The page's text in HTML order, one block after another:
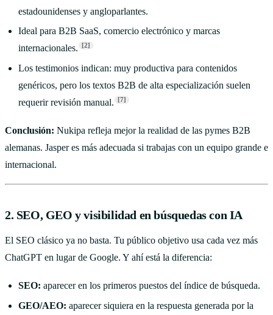
estadounidenses y angloparlantes.
Ideal para B2B SaaS, comercio electrónico y marcas
internacionales.
[2]
Los testimonios indican: muy productiva para contenidos
genéricos, pero los textos B2B de alta especialización suelen
requerir revisión manual.
[7]
Conclusión: Nukipa refleja mejor la realidad de las pymes B2B
alemanas. Jasper es más adecuada si trabajas con un equipo grande e
internacional.
2. SEO, GEO y visibilidad en búsquedas con IA
El SEO clásico ya no basta. Tu público objetivo usa cada vez más
ChatGPT en lugar de Google. Y ahí está la diferencia:
SEO: aparecer en los primeros puestos del índice de búsqueda.
GEO/AEO: aparecer siquiera en la respuesta generada por la